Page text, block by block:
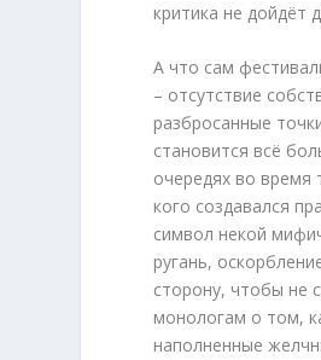
критика не дойдёт
А что сам
– отсутствие
разбросанные
становится всё
очередях во время
кого создавался
символ некой
ругань,
сторону, чтобы не
монологам о том,
наполненные